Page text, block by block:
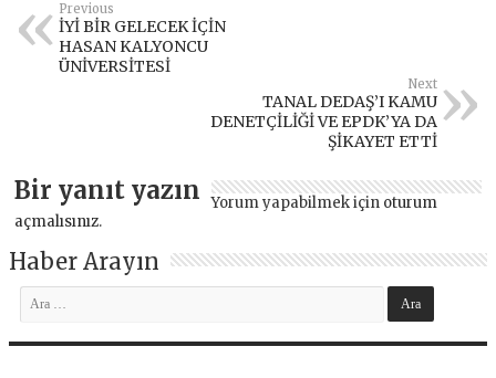
Previous
İYİ BİR GELECEK İÇİN
HASAN KALYONCU
ÜNİVERSİTESİ
Next
TANAL DEDAŞ’I KAMU
DENETÇİLİĞİ VE EPDK’YA DA
ŞİKAYET ETTİ
Bir yanıt yazın Yorum yapabilmek için oturum
açmalısınız.
Haber Arayın